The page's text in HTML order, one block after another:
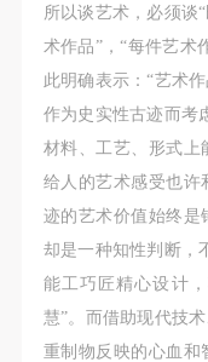
所以谈艺术，必须谈
术作品”，“每件艺术
此明确表示：“艺术
作为史实性古迹而考
材料、工艺、形式上
给人的艺术感受也许
迹的艺术价值始终是
却是一种知性判断，
能工巧匠精心设计
慧”。而借助现代技
重制物反映的心血和